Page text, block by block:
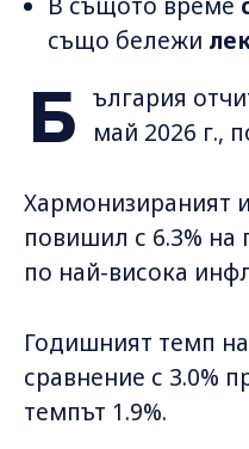
също бележи
Б ългария
май 2026 г.,
Хармонизираният
повишил с 6.3% на
по най-висока
Годишният темп
сравнение с 3.0%
темпът 1.9%.